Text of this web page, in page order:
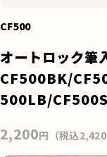
CF500
オートロック筆
CF500BK/
500LB/
2,200円（税込2,420